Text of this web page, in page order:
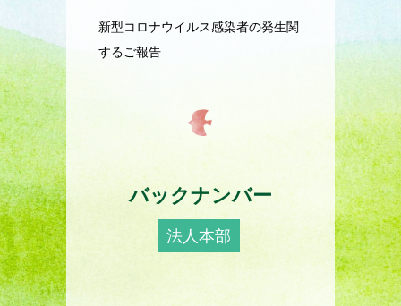
新型コロナウイルス感染者の発生関
するご報告
バックナンバー
法人本部